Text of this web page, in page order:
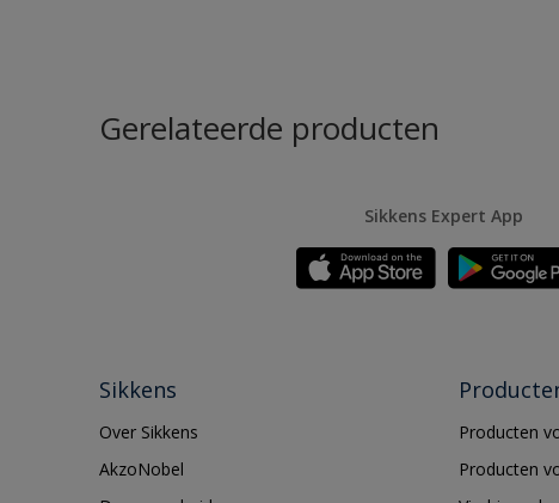
Gerelateerde producten
Sikkens Expert App
Sikkens
Over Sikkens
AkzoNobel
Producten
Producten